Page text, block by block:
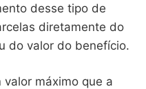
desse tipo de
diretamente do
do valor do benefício.
máximo que a